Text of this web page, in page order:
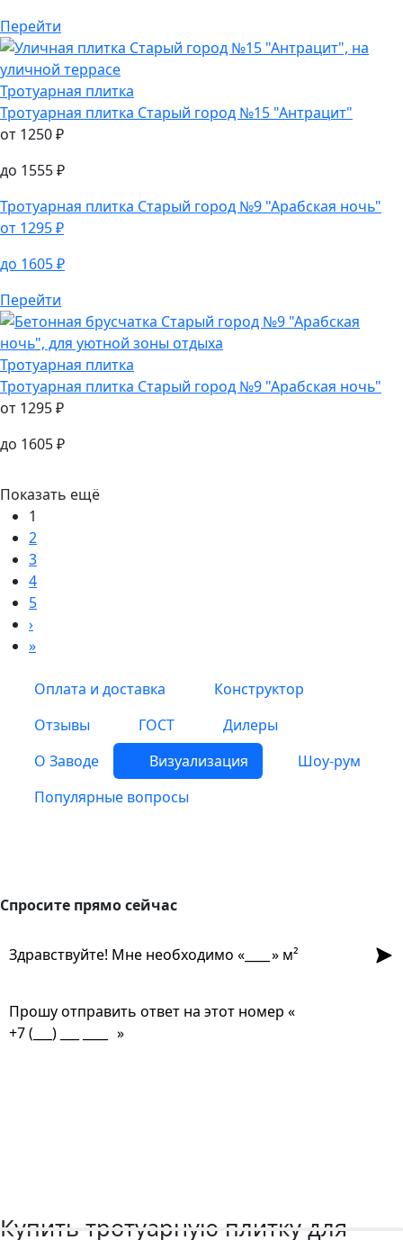
Тротуарная плитка
от1250₽
до1555₽
Перейти
Тротуарная плитка
Тротуарная плитка Старый город №15 "Антрацит"
от 1250₽
до 1555₽
Тротуарная плитка
от1295₽
до1605 ₽
Перейти
Тротуарная плитка
от 1295₽
до
1605
Показать ещё
1
2
3
5
Оплата и доставка
Конструктор
Спросите прямо сейчас